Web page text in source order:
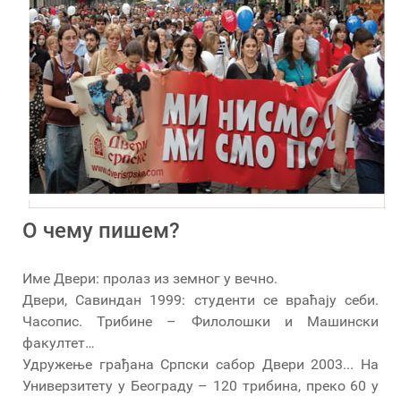
О чему пишем?
Име Двери: пролаз из земног у вечно.
Двери, Савиндан 1999: студенти се враћају себи.
Часопис. Трибине – Филолошки и Машински
факултет…
Удружење грађана Српски сабор Двери 2003... На
Универзитету у Београду – 120 трибина, преко 60 у